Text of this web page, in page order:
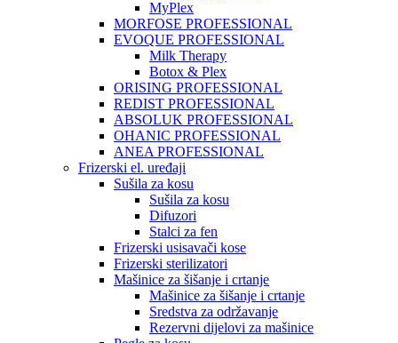
MyPlex
MORFOSE PROFESSIONAL
EVOQUE PROFESSIONAL
Milk Therapy
Botox & Plex
ORISING PROFESSIONAL
REDIST PROFESSIONAL
ABSOLUK PROFESSIONAL
OHANIC PROFESSIONAL
ANEA PROFESSIONAL
Frizerski el. uređaji
Sušila za kosu
Sušila za kosu
Difuzori
Stalci za fen
Frizerski usisavači kose
Frizerski sterilizatori
Mašinice za šišanje i crtanje
Mašinice za šišanje i crtanje
Sredstva za održavanje
Rezervni dijelovi za mašinice